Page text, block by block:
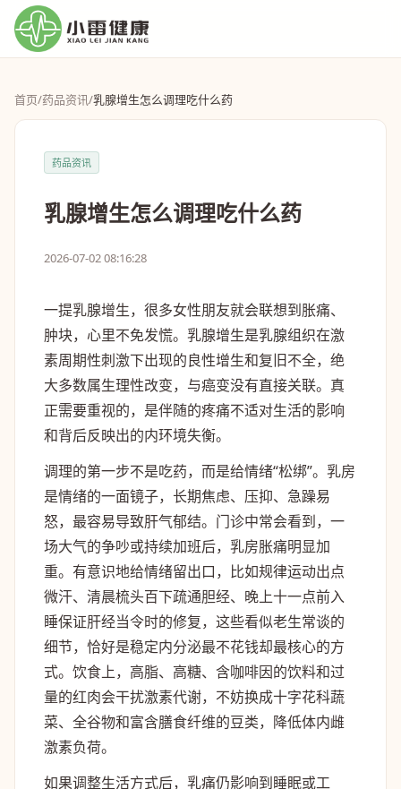
首页/药品资讯/乳腺增生怎么调理吃什么药
药品资讯
乳腺增生怎么调理吃什么药
2026-07-02 08:16:28
一提乳腺增生，很多女性朋友就会联想到胀痛、
肿块，心里不免发慌。乳腺增生是乳腺组织在激
素周期性刺激下出现的良性增生和复旧不全，绝
大多数属生理性改变，与癌变没有直接关联。真
正需要重视的，是伴随的疼痛不适对生活的影响
和背后反映出的内环境失衡。
调理的第一步不是吃药，而是给情绪“松绑”。乳房
是情绪的一面镜子，长期焦虑、压抑、急躁易
怒，最容易导致肝气郁结。门诊中常会看到，一
场大气的争吵或持续加班后，乳房胀痛明显加
重。有意识地给情绪留出口，比如规律运动出点
微汗、清晨梳头百下疏通胆经、晚上十一点前入
睡保证肝经当令时的修复，这些看似老生常谈的
细节，恰好是稳定内分泌最不花钱却最核心的方
式。饮食上，高脂、高糖、含咖啡因的饮料和过
量的红肉会干扰激素代谢，不妨换成十字花科蔬
菜、全谷物和富含膳食纤维的豆类，降低体内雌
激素负荷。
如果调整生活方式后，乳痛仍影响到睡眠或工